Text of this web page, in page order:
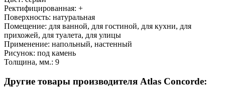
Ректифицированная: +
Поверхность: натуральная
Помещение: для ванной, для гостиной, для кухни, для
прихожей, для туалета, для улицы
Применение: напольный, настенный
Рисунок: под камень
Толщина, мм.: 9
Другие товары производителя Atlas Concorde: